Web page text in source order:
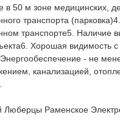
в 50 м зоне медицинских,
транспорта
транспорте5. Наличие
Хорошая видимость
Энергообеспечение - не
канализацией,
Люберцы Раменское